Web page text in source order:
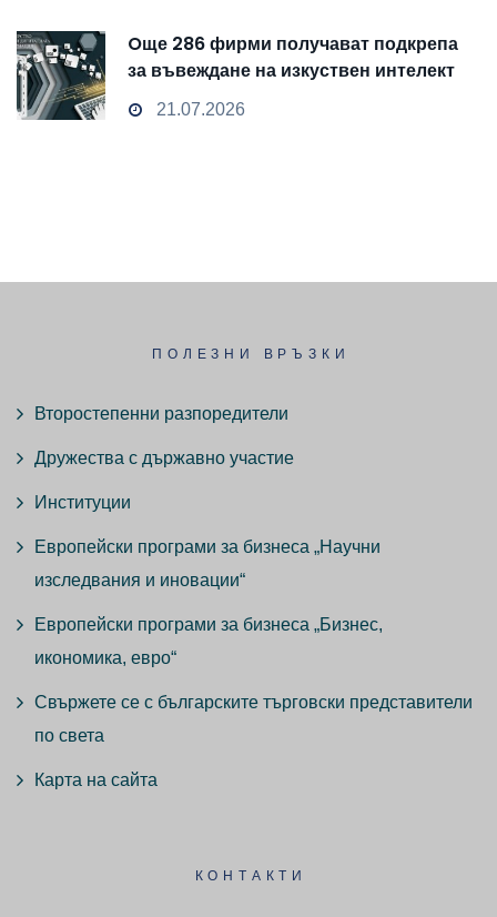
Oще 286 фирми получават подкрепа
за въвеждане на изкуствен интелект
и облачни технологии
21.07.2026
ПОЛЕЗНИ ВРЪЗКИ
Второстепенни разпоредители
Дружества с държавно участие
Институции
Европейски програми за бизнеса „Научни
изследвания и иновации“
Европейски програми за бизнеса „Бизнес,
икономика, евро“
Свържете се с българските търговски представители
по света
Карта на сайта
КОНТАКТИ